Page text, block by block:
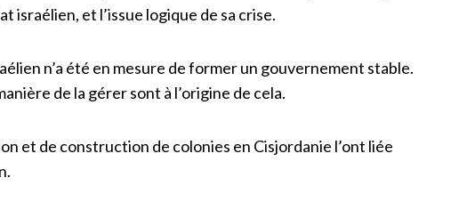
israélien, et l’issue logique de sa crise.
n’a été en mesure de former un gouvernement stable.
de la gérer sont à l’origine de cela.
et de construction de colonies en Cisjordanie l’ont liée